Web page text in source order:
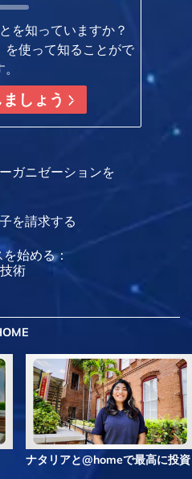
を知っていますか？
を使って知ることがで
しょう
ガニゼーションを
を請求する
始める：
術
ナタリアと@homeで最高に投資